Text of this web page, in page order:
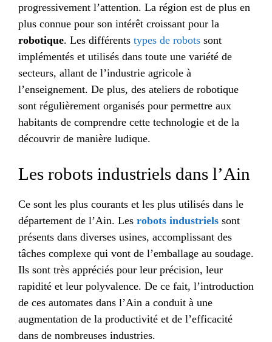
progressivement l’attention. La région est de plus en
plus connue pour son intérêt croissant pour la
robotique. Les différents types de robots sont
implémentés et utilisés dans toute une variété de
secteurs, allant de l’industrie agricole à
l’enseignement. De plus, des ateliers de robotique
sont régulièrement organisés pour permettre aux
habitants de comprendre cette technologie et de la
découvrir de manière ludique.
Les robots industriels dans l’Ain
Ce sont les plus courants et les plus utilisés dans le
département de l’Ain. Les robots industriels sont
présents dans diverses usines, accomplissant des
tâches complexe qui vont de l’emballage au soudage.
Ils sont très appréciés pour leur précision, leur
rapidité et leur polyvalence. De ce fait, l’introduction
de ces automates dans l’Ain a conduit à une
augmentation de la productivité et de l’efficacité
dans de nombreuses industries.